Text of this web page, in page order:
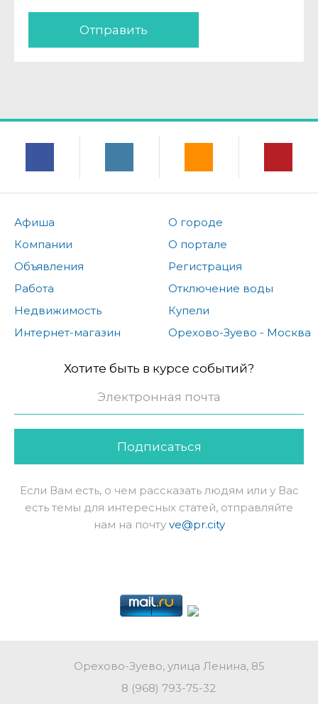
Отправить
Афиша
Компании
Объявления
Работа
Недвижимость
Интернет-магазин
О городе
О портале
Регистрация
Отключение воды
Купели
Орехово-Зуево - Москва
Хотите быть в курсе событий?
Подписаться
Если Вам есть, о чем рассказать людям или у Вас
есть темы для интересных статей, отправляйте
нам на почту ve@pr.city
Орехово-Зуево, улица Ленина, 85
8 (968) 793-75-32